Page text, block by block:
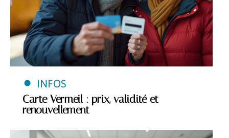
INFOS
Carte Vermeil : prix, validité et
renouvellement